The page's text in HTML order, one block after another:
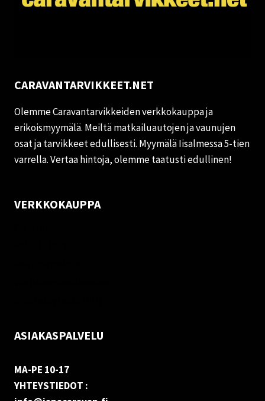
CARAVANTARVIKKEET.NET
Olemme Caravantarvikkeiden verkkokauppa ja
erikoismyymälä. Meiltä matkailuautojen ja vaunujen
osat ja tarvikkeet edullisesti. Myymälä Iisalmessa 5-tien
varrella. Vertaa hintoja, olemme taatusti edullinen!
VERKKOKAUPPA
ASIAKASPALVELU
MA-PE 10-17
YHTEYSTIEDOT :